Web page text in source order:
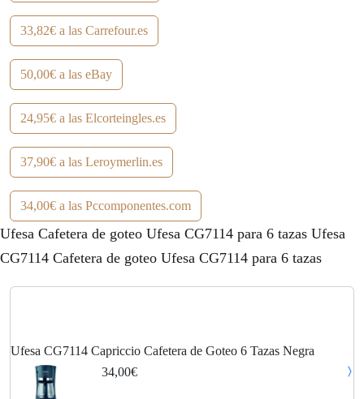
33,82€ a las Carrefour.es
50,00€ a las eBay
24,95€ a las Elcorteingles.es
37,90€ a las Leroymerlin.es
34,00€ a las Pccomponentes.com
Ufesa Cafetera de goteo Ufesa CG7114 para 6 tazas Ufesa
CG7114 Cafetera de goteo Ufesa CG7114 para 6 tazas
Ufesa CG7114 Capriccio Cafetera de Goteo 6 Tazas Negra
34,00€